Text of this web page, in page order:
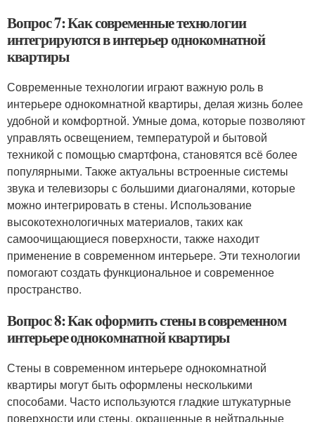
Вопрос 7: Как современные технологии
интегрируются в интерьер однокомнатной
квартиры
Современные технологии играют важную роль в
интерьере однокомнатной квартиры, делая жизнь более
удобной и комфортной. Умные дома, которые позволяют
управлять освещением, температурой и бытовой
техникой с помощью смартфона, становятся всё более
популярными. Также актуальны встроенные системы
звука и телевизоры с большими диагоналями, которые
можно интегрировать в стены. Использование
высокотехнологичных материалов, таких как
самоочищающиеся поверхности, также находит
применение в современном интерьере. Эти технологии
помогают создать функциональное и современное
пространство.
Вопрос 8: Как оформить стены в современном
интерьере однокомнатной квартиры
Стены в современном интерьере однокомнатной
квартиры могут быть оформлены несколькими
способами. Часто используются гладкие штукатурные
поверхности или стены, окрашенные в нейтральные